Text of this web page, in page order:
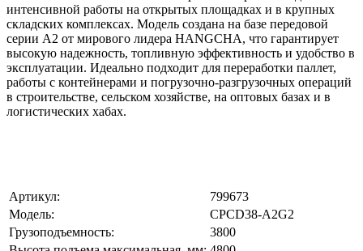
интенсивной работы на открытых площадках и в крупных
складских комплексах. Модель создана на базе передовой
серии A2 от мирового лидера HANGCHA, что гарантирует
высокую надежность, топливную эффективность и удобство в
эксплуатации. Идеально подходит для переработки паллет,
работы с контейнерами и погрузочно-разгрузочных операций
в строительстве, сельском хозяйстве, на оптовых базах и в
логистических хабах.
Артикул:
799673
Модель:
CPCD38-A2G2
Грузоподъемность:
3800